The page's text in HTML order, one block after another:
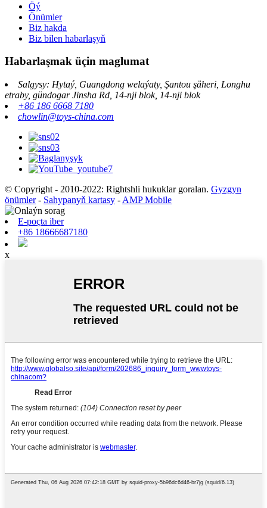
Öý
Önümler
Biz hakda
Biz bilen habarlaşyň
Habarlaşmak üçin maglumat
Salgysy: Hytaý, Guangdong welaýaty, Şantou şäheri, Longhu
etraby, gündogar Jinsha Rd, 14-nji blok, 14-nji blok
+86 186 6668 7180
chowlin@toys-china.com
© Copyright - 2010-2022: Rightshli hukuklar goralan. Gyzgyn
önümler- Sahypanyň kartasy - AMP Mobile
E-poçta iber
+86 18666687180
x